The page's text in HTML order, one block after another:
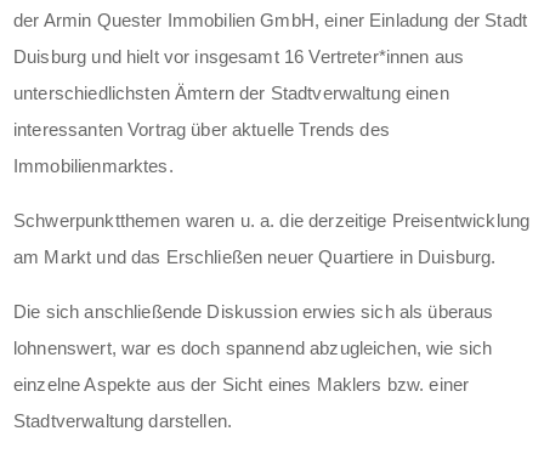
der Armin Quester Immobilien GmbH, einer Einladung der Stadt
Duisburg und hielt vor insgesamt 16 Vertreter*innen aus
unterschiedlichsten Ämtern der Stadtverwaltung einen
interessanten Vortrag über aktuelle Trends des
Immobilienmarktes.
Schwerpunktthemen waren u. a. die derzeitige Preisentwicklung
am Markt und das Erschließen neuer Quartiere in Duisburg.
Die sich anschließende Diskussion erwies sich als überaus
lohnenswert, war es doch spannend abzugleichen, wie sich
einzelne Aspekte aus der Sicht eines Maklers bzw. einer
Stadtverwaltung darstellen.